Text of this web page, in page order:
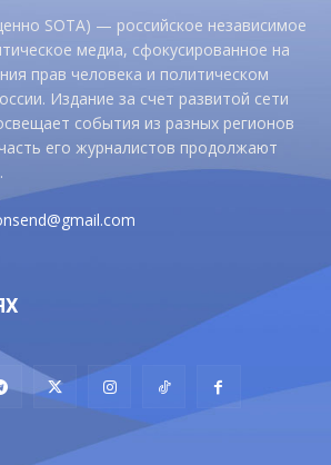
SOTA) — российское независимое
медиа, сфокусированное на
прав человека и политическом
Издание за счет развитой сети
события из разных регионов
его журналистов продолжают